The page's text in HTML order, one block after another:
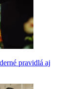
pravidlá aj